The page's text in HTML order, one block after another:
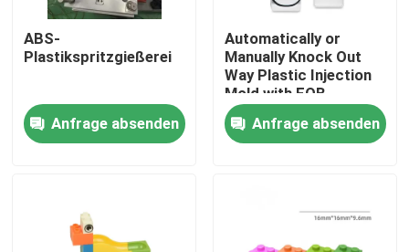
Werksbesichtigung
Qualitätskontrolle
Kontakt mit uns
Rechtssachen
ABS-
Plastikspritzgießerei
Anfrage absenden
Automatically or
Manually Knock Out
Way Plastic Injection
Mold with FOB
Incoterm and
DME/Hasco Standard
Anfrage absenden